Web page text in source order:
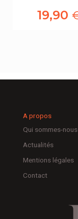
19,90
A propos
Qui sommes-nous
Actualités
Mentions légales
Contact